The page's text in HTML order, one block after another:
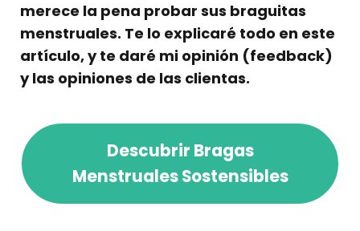
merece la pena probar sus braguitas
menstruales. Te lo explicaré todo en este
artículo, y te daré mi opinión (feedback)
y las opiniones de las clientas.
Descubrir Bragas
Menstruales Sostensibles